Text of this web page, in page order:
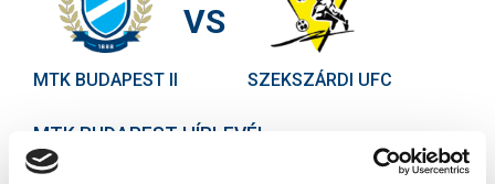
MTK BUDAPEST II
VS
SZEKSZÁRDI UFC
MTK BUDAPEST HÍRLEVÉL
Ne maradjon le egy eseményről sem! Iratkozzon fel ingyenes